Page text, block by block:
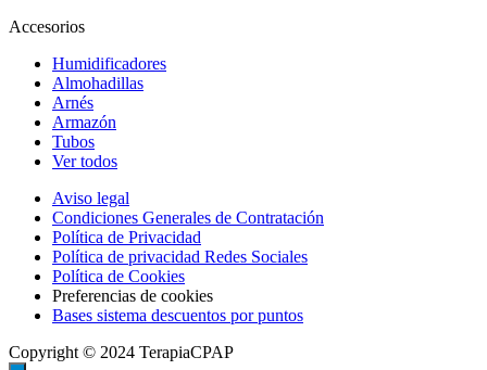
Accesorios
Humidificadores
Almohadillas
Arnés
Armazón
Tubos
Ver todos
Aviso legal
Condiciones Generales de Contratación
Política de Privacidad
Política de privacidad Redes Sociales
Política de Cookies
Preferencias de cookies
Bases sistema descuentos por puntos
Copyright © 2024 TerapiaCPAP